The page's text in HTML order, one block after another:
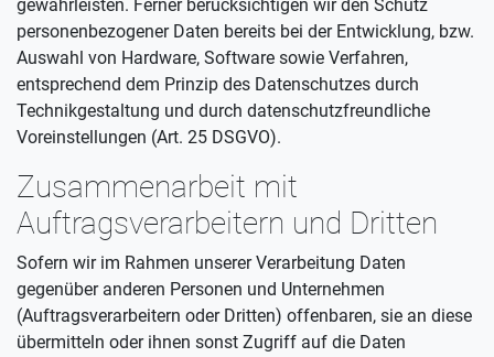
gewährleisten. Ferner berücksichtigen wir den Schutz
personenbezogener Daten bereits bei der Entwicklung, bzw.
Auswahl von Hardware, Software sowie Verfahren,
entsprechend dem Prinzip des Datenschutzes durch
Technikgestaltung und durch datenschutzfreundliche
Voreinstellungen (Art. 25 DSGVO).
Zusammenarbeit mit
Auftragsverarbeitern und Dritten
Sofern wir im Rahmen unserer Verarbeitung Daten
gegenüber anderen Personen und Unternehmen
(Auftragsverarbeitern oder Dritten) offenbaren, sie an diese
übermitteln oder ihnen sonst Zugriff auf die Daten